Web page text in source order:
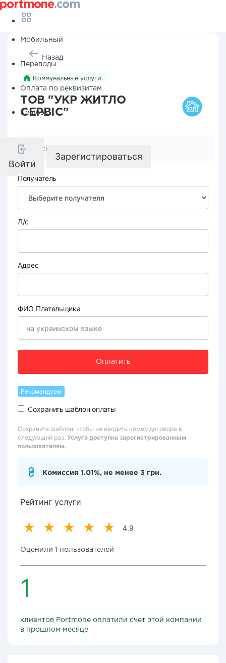
Мобильный
Переводы
Оплата по реквизитам
Кешбэк
Войти
Зарегистироваться
Назад
Коммунальные услуги
ТОВ "УКР ЖИТЛО
СЕРВІС"
Реквизиты компании
Получатель
Л/с
Адрес
ФИО Плательщика
Оплатить
Рекомендуем
Сохранить шаблон оплаты
Сохраните шаблон, чтобы не вводить номер договора в
следующий раз. Услуга доступна зарегистрированным
пользователям.
Комиссия 1.01%, не менее 3 грн.
Рейтинг услуги
4.9
Оценили 1 пользователей
1
клиентов Portmone оплатили счет этой компании
в прошлом месяце